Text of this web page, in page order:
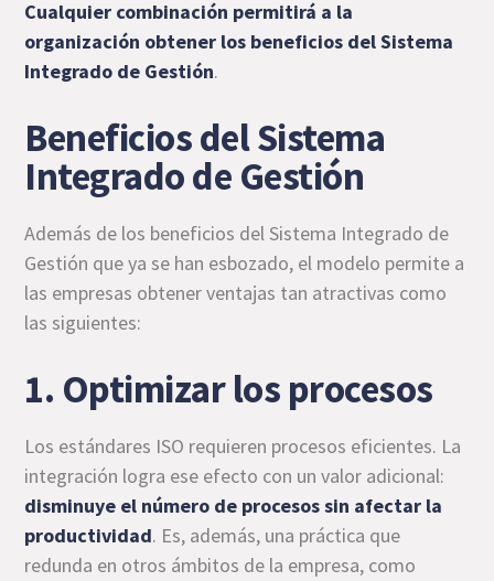
Cualquier combinación permitirá a la
organización obtener los beneficios del Sistema
Integrado de Gestión.
Beneficios del Sistema
Integrado de Gestión
Además de los beneficios del Sistema Integrado de
Gestión que ya se han esbozado, el modelo permite a
las empresas obtener ventajas tan atractivas como
las siguientes:
1. Optimizar los procesos
Los estándares ISO requieren procesos eficientes. La
integración logra ese efecto con un valor adicional:
disminuye el número de procesos sin afectar la
productividad. Es, además, una práctica que
redunda en otros ámbitos de la empresa, como